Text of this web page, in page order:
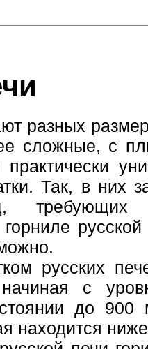
разных
сложные, с
Так, в них
русских
с
до
находится